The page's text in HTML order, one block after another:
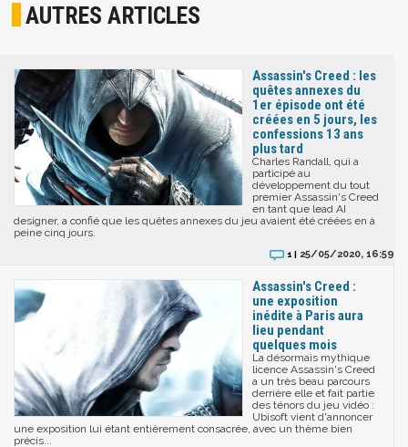
AUTRES ARTICLES
Assassin's Creed : les
quêtes annexes du
1er épisode ont été
créées en 5 jours, les
confessions 13 ans
plus tard
Charles Randall, qui a
participé au
développement du tout
premier Assassin's Creed
en tant que lead AI
designer, a confié que les quêtes annexes du jeu avaient été créées en à
peine cinq jours.
1 | 25/05/2020, 16:59
Assassin's Creed :
une exposition
inédite à Paris aura
lieu pendant
quelques mois
La désormais mythique
licence Assassin's Creed
a un très beau parcours
derrière elle et fait partie
des ténors du jeu vidéo :
Ubisoft vient d'annoncer
une exposition lui étant entièrement consacrée, avec un thème bien
précis...